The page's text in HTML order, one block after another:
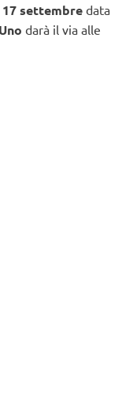
settembredata
darà il via alle